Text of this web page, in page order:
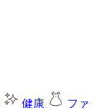
健康
ファ